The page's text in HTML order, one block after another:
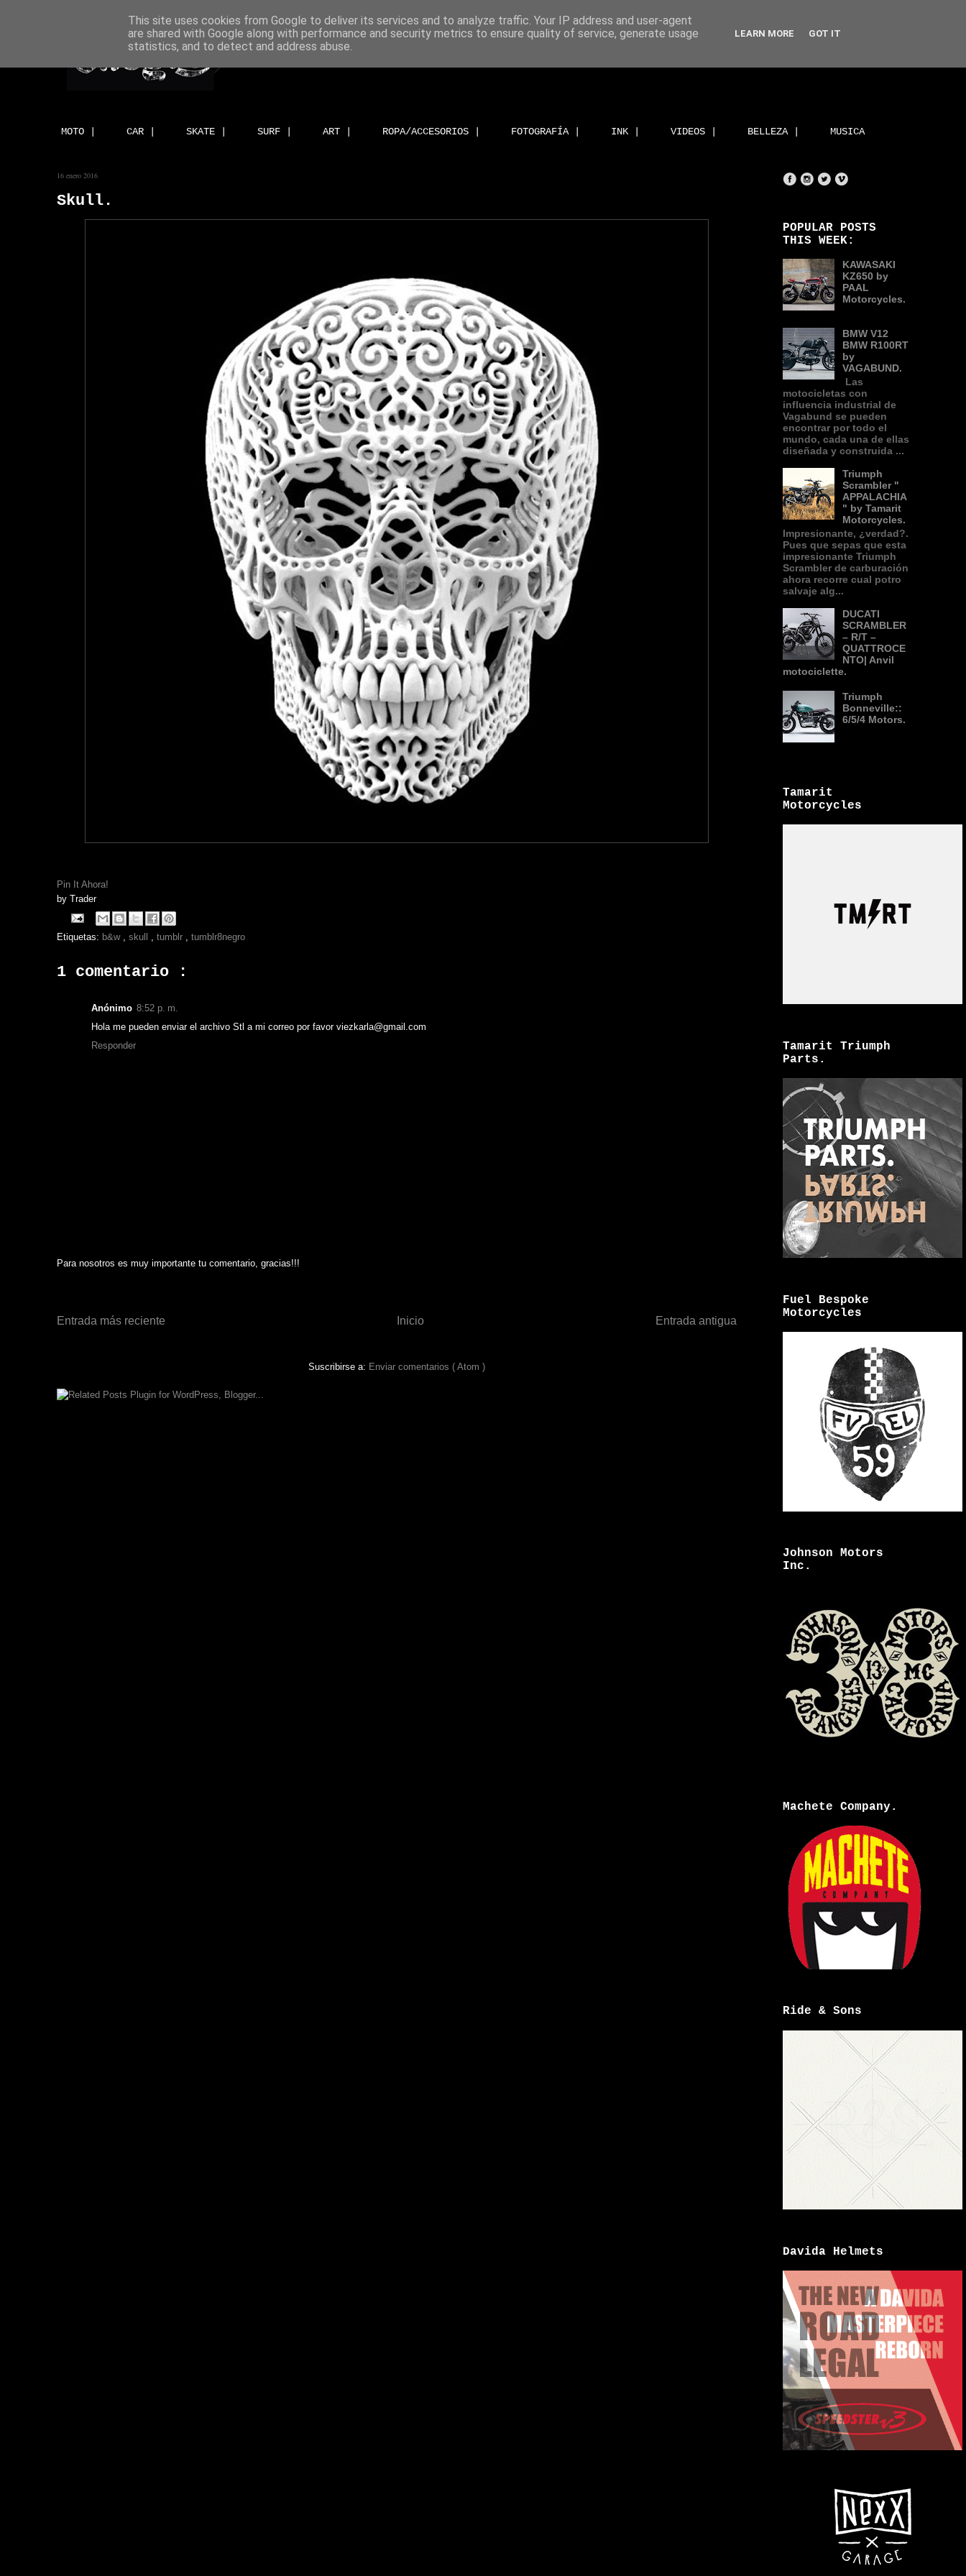
MOTO | CAR | SKATE | SURF | ART | ROPA/ACCESORIOS | FOTOGRAFÍA | INK | VIDEOS | BELLEZA | MUSICA
16 enero 2016
Skull.
Pin It Ahora!
by Trader
Etiquetas: b&w skull tumblr tumblr8negro
1 comentario :
Anónimo 8:52 p. m.
Hola me pueden enviar el archivo Stl a mi correo por favor viezkarla@gmail.com
Responder
Para nosotros es muy importante tu comentario, gracias!!!
Entrada más reciente Entrada antigua
Inicio
Suscribirse a: Enviar comentarios ( Atom )
POPULAR POSTS
THIS WEEK:
KAWASAKI
KZ650 by
PAAL
Motorcycles.
BMW V12
BMW R100RT
by
VAGABUND.
Las
motocicletas con
influencia industrial de
Vagabund se pueden
encontrar por todo el
mundo, cada una de ellas
diseñada y construida ...
Triumph
Scrambler "
APPALACHIA
" by Tamarit
Motorcycles.
Impresionante, ¿verdad?.
Pues que sepas que esta
impresionante Triumph
Scrambler de carburación
ahora recorre cual potro
salvaje alg...
DUCATI
SCRAMBLER
– R/T –
QUATTROCE
NTO| Anvil
motociclette.
Triumph
Bonneville::
6/5/4 Motors.
Tamarit
Motorcycles
Tamarit Triumph
Parts.
Fuel Bespoke
Motorcycles
Johnson Motors
Inc.
Machete Company.
Ride & Sons
Davida Helmets
This site uses cookies from Google to deliver its services and to analyze traffic. Your IP address and user-agent
are shared with Google along with performance and security metrics to ensure quality of service, generate usage
statistics, and to detect and address abuse.
LEARN MORE GOT IT